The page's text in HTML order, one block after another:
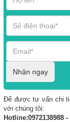
Nhận ngay
Để được tư vấn chi
với chúng tôi:
Hotline:0972138988